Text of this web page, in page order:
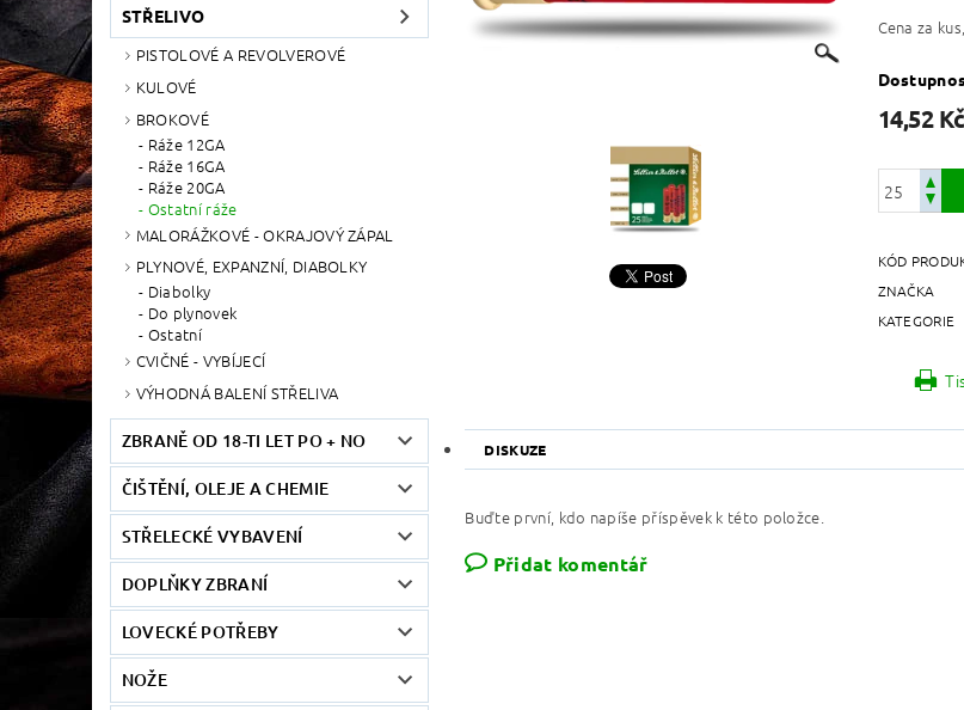
STŘELIVO
PISTOLOVÉ A REVOLVEROVÉ
KULOVÉ
BROKOVÉ
Ráže 12GA
Ráže 16GA
Ráže 20GA
Ostatní ráže
MALORÁŽKOVÉ - OKRAJOVÝ ZÁPAL
PLYNOVÉ, EXPANZNÍ, DIABOLKY
Diabolky
Do plynovek
Ostatní
CVIČNÉ - VYBÍJECÍ
VÝHODNÁ BALENÍ STŘELIVA
ZBRANĚ OD 18-TI LET PO + NO
ČIŠTĚNÍ, OLEJE A CHEMIE
STŘELECKÉ VYBAVENÍ
DOPLŇKY ZBRANÍ
LOVECKÉ POTŘEBY
NOŽE
Cena za
14,52 Kč
KÓD
ZNAČKA
KATEGORIE
DISKUZE
Buďte první, kdo napíše příspěvek k této položce.
Přidat komentář